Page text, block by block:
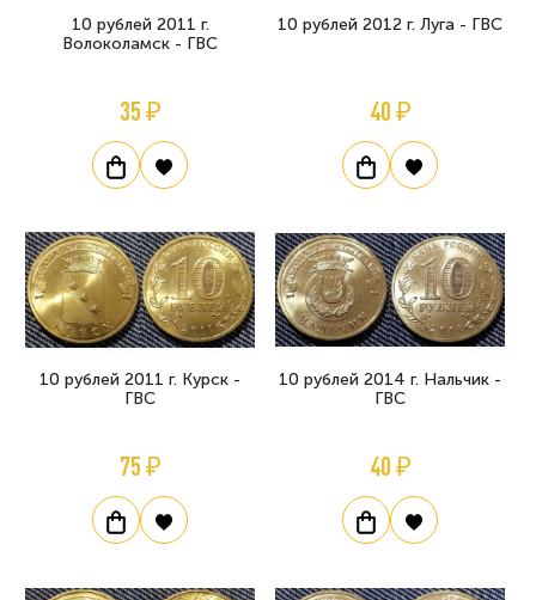
10 рублей 2011 г.
Волоколамск - ГВС
35 ₽
10 рублей 2012 г. Луга - ГВС
40 ₽
10 рублей 2011 г. Курск -
ГВС
75 ₽
10 рублей 2014 г. Нальчик -
ГВС
40 ₽